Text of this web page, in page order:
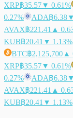
XRP฿35.57▼ 0.61%
0.27%
ADA฿6.38
AVAX฿221.41 ▲
KUB฿20.41 ▼ 1.13%
BTC฿2,125,700 ▲
XRP฿35.57▼ 0.61%
0.27%
ADA฿6.38
AVAX฿221.41 ▲
KUB฿20.41 ▼ 1.13%